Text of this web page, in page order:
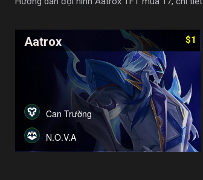
Aatrox $1
Can Trường
N.O.V.A